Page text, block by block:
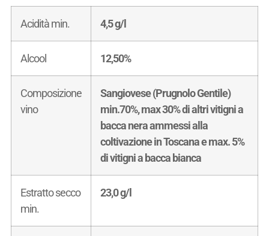
Acidità min. 4,5 g/l
Alcool 12,50%
Composizione
vino
Sangiovese (Prugnolo Gentile)
min.70%, max 30% di altri vitigni a
bacca nera ammessi alla
coltivazione in Toscana e max. 5%
di vitigni a bacca bianca
Estratto secco
min.
23,0 g/l